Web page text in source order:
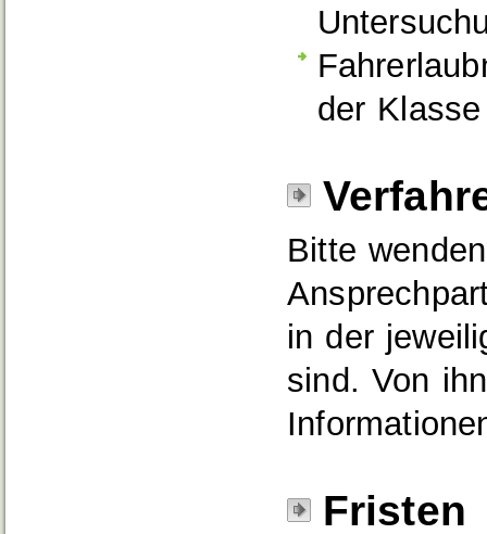
der
Bitte
in der
sind. Von
Fristen